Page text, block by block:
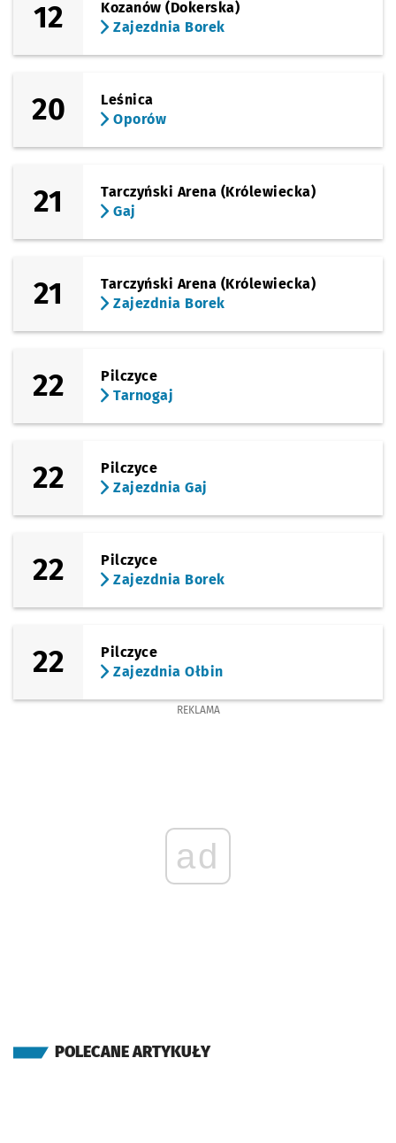
12
Kozanów (Dokerska)
Zajezdnia Borek
20
Leśnica
Oporów
21
Tarczyński Arena (Królewiecka)
Gaj
21
Tarczyński Arena (Królewiecka)
Zajezdnia Borek
22
Pilczyce
Tarnogaj
22
Pilczyce
Zajezdnia Gaj
22
Pilczyce
Zajezdnia Borek
22
Pilczyce
Zajezdnia Ołbin
REKLAMA
ad
POLECANE ARTYKUŁY